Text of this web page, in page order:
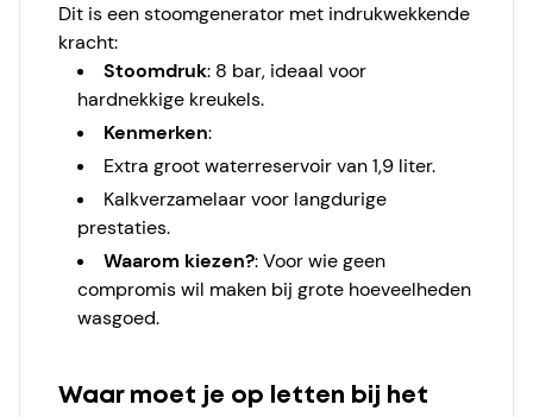
Dit is een stoomgenerator met indrukwekkende
kracht:
Stoomdruk: 8 bar, ideaal voor
hardnekkige kreukels.
Kenmerken:
Extra groot waterreservoir van 1,9 liter.
Kalkverzamelaar voor langdurige
prestaties.
Waarom kiezen?: Voor wie geen
compromis wil maken bij grote hoeveelheden
wasgoed.
Waar moet je op letten bij het